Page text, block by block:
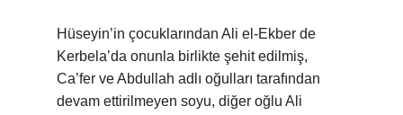
Hüseyin’in çocuklarından Ali el-Ekber de
Kerbela’da onunla birlikte şehit edilmiş,
Ca’fer ve Abdullah adlı oğulları tarafından
devam ettirilmeyen soyu, diğer oğlu Ali